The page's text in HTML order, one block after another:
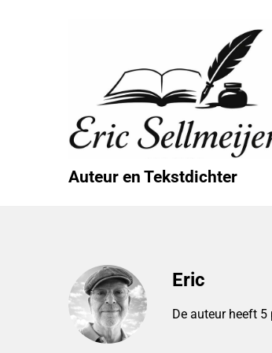
Auteur en Tekstdichter
Eric
De auteur heeft 5